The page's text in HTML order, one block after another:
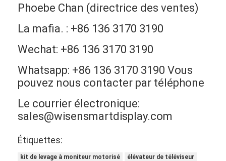
Phoebe Chan (directrice des ventes)
La mafia. : +86 136 3170 3190
Wechat: +86 136 3170 3190
Whatsapp: +86 136 3170 3190 Vous
pouvez nous contacter par téléphone
Le courrier électronique:
sales@wisensmartdisplay.com
Étiquettes:
kit de levage à moniteur motorisé
élévateur de téléviseur